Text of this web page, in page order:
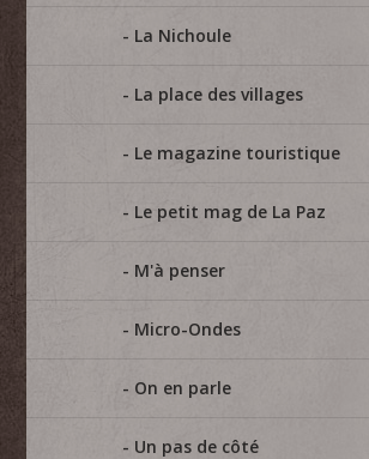
La Nichoule
La place des villages
Le magazine touristique
Le petit mag de La Paz
M'à penser
Micro-Ondes
On en parle
Un pas de côté